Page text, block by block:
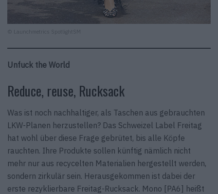
© Launchmetrics SpotlightSM
Unfuck the World
Reduce, reuse, Rucksack
Was ist noch nachhaltiger, als Taschen aus gebrauchten
LKW-Planen herzustellen? Das Schweizel Label Freitag
hat wohl über diese Frage gebrütet, bis alle Köpfe
rauchten. Ihre Produkte sollen künftig nämlich nicht
mehr nur aus recycelten Materialien hergestellt werden,
sondern zirkulär sein. Herausgekommen ist dabei der
erste rezyklierbare Freitag-Rucksack. Mono [PA6] heißt